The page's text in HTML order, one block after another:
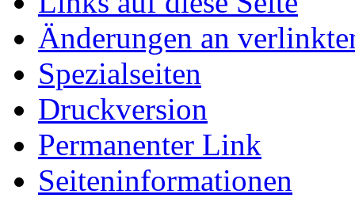
Änderungen an
Spezialseiten
Druckversion
Permanenter Link
Seiten­informationen